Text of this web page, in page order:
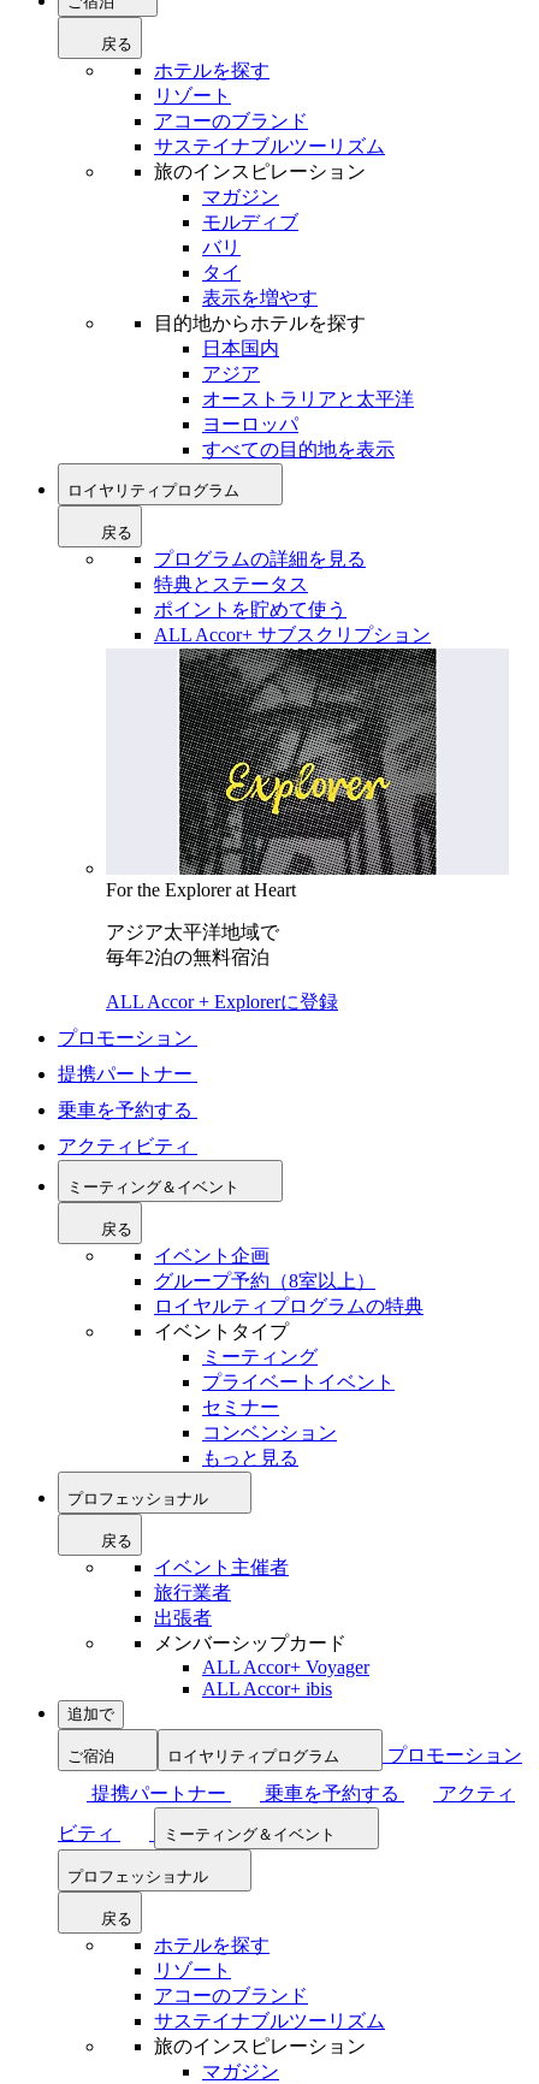
戻る
ホテルを探す
リゾート
アコーのブランド
サステイナブルツーリズム
旅のインスピレーション
マガジン
モルディブ
バリ
タイ
表示を増やす
目的地からホテルを探す
日本国内
アジア
オーストラリアと太平洋
ヨーロッパ
すべての目的地を表示
ロイヤリティプログラム
戻る
プログラムの詳細を見る
特典とステータス
ポイントを貯めて使う
ALL Accor+ サブスクリプション
For the Explorer at Heart
アジア太平洋地域で
毎年2泊の無料宿泊
ALL Accor + Explorerに登録
プロモーション
提携パートナー
乗車を予約する
アクティビティ
ミーティング＆イベント
戻る
イベント企画
グループ予約（8室以上）
ロイヤルティプログラムの特典
イベントタイプ
ミーティング
プライベートイベント
セミナー
コンベンション
もっと見る
プロフェッショナル
戻る
イベント主催者
旅行業者
出張者
メンバーシップカード
ALL Accor+ Voyager
ALL Accor+ ibis
追加で
ご宿泊 ロイヤリティプログラム
プロモーション
提携パートナー
乗車を予約する
アクティ
ビティ
ミーティング＆イベント
プロフェッショナル
戻る
ホテルを探す
リゾート
アコーのブランド
サステイナブルツーリズム
旅のインスピレーション
マガジン